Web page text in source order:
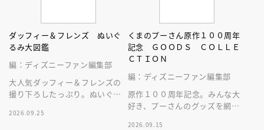
ダッフィー＆フレンズ ぬいぐ
るみ大図鑑
編：ディズニーファン編集部
大人気ダッフィー＆フレンズの
撮り下ろしたっぷり。ぬいぐる
2026.09.25
くまのプーさん原作１００周年
記念 ＧＯＯＤＳ ＣＯＬＬＥ
ＣＴＩＯＮ
編：ディズニーファン編集部
原作１００周年記念。みんな大
好き、プーさんのグッズを網羅
2026.09.15